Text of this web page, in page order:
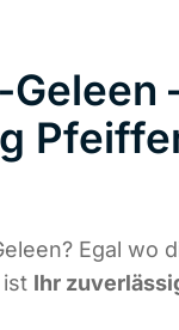
Egal wo
Ihr